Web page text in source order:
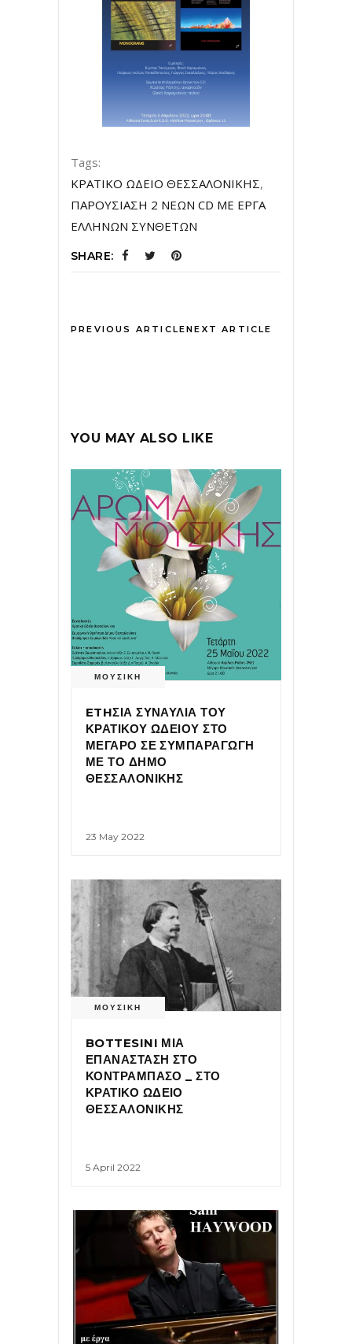
Tags:
ΚΡΑΤΙΚΟ ΩΔΕΙΟ ΘΕΣΣΑΛΟΝΙΚΗΣ,
ΠΑΡΟΥΣΙΑΣΗ 2 ΝΕΩΝ CD ΜΕ ΕΡΓΑ
ΕΛΛΗΝΩΝ ΣΥΝΘΕΤΩΝ
SHARE:
PREVIOUS ARTICLENEXT ARTICLE
YOU MAY ALSO LIKE
ΜΟΥΣΙΚΗ
ETHΣΙΑ ΣΥΝΑΥΛΙΑ ΤΟΥ
ΚΡΑΤΙΚΟΥ ΩΔΕΙΟΥ ΣΤΟ
ΜΕΓΑΡΟ ΣΕ ΣΥΜΠΑΡΑΓΩΓΗ
ΜΕ ΤΟ ΔΗΜΟ
ΘΕΣΣΑΛΟΝΙΚΗΣ
23 May 2022
ΜΟΥΣΙΚΗ
BOTTESINI ΜΙΑ
ΕΠΑΝΑΣΤΑΣΗ ΣΤΟ
ΚΟΝΤΡΑΜΠΑΣΟ _ ΣΤΟ
ΚΡΑΤΙΚΟ ΩΔΕΙΟ
ΘΕΣΣΑΛΟΝΙΚΗΣ
5 April 2022